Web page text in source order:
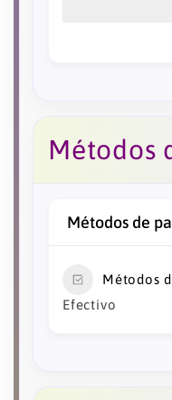
Métodos
Métodos de
Métodos
Efectivo